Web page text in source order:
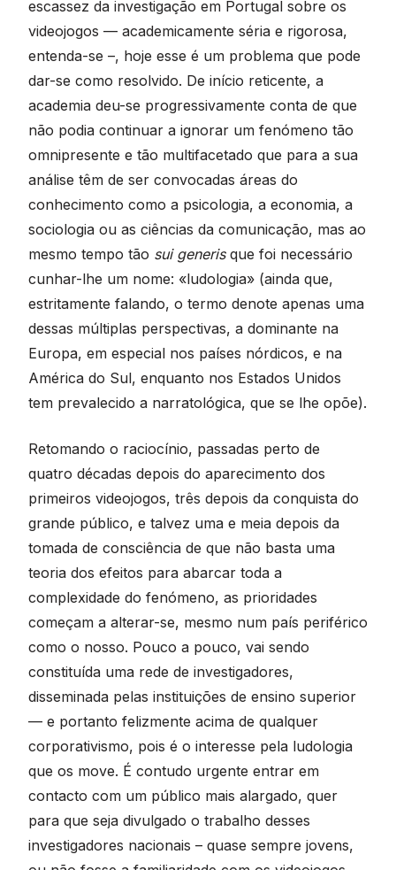
escassez da investigação em Portugal sobre os
videojogos — academicamente séria e rigorosa,
entenda-se –, hoje esse é um problema que pode
dar-se como resolvido. De início reticente, a
academia deu-se progressivamente conta de que
não podia continuar a ignorar um fenómeno tão
omnipresente e tão multifacetado que para a sua
análise têm de ser convocadas áreas do
conhecimento como a psicologia, a economia, a
sociologia ou as ciências da comunicação, mas ao
mesmo tempo tão sui generisque foi necessário
cunhar-lhe um nome: «ludologia» (ainda que,
estritamente falando, o termo denote apenas uma
dessas múltiplas perspectivas, a dominante na
Europa, em especial nos países nórdicos, e na
América do Sul, enquanto nos Estados Unidos
tem prevalecido a narratológica, que se lhe opõe).
Retomando o raciocínio, passadas perto de
quatro décadas depois do aparecimento dos
primeiros videojogos, três depois da conquista do
grande público, e talvez uma e meia depois da
tomada de consciência de que não basta uma
teoria dos efeitos para abarcar toda a
complexidade do fenómeno, as prioridades
começam a alterar-se, mesmo num país periférico
como o nosso. Pouco a pouco, vai sendo
constituída uma rede de investigadores,
disseminada pelas instituições de ensino superior
— e portanto felizmente acima de qualquer
corporativismo, pois é o interesse pela ludologia
que os move. É contudo urgente entrar em
contacto com um público mais alargado, quer
para que seja divulgado o trabalho desses
investigadores nacionais – quase sempre jovens,